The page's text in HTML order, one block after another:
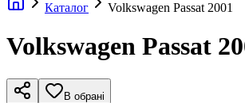
Каталог
Volkswagen Passat 2001
Volkswagen Passat
В обрані